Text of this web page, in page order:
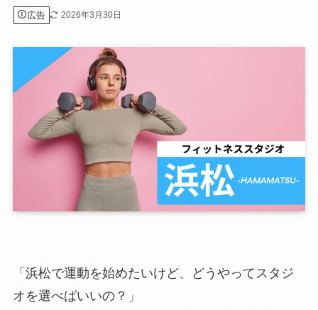
広告 2026年3月30日
「浜松で運動を始めたいけど、どうやってスタジ
オを選べばいいの？」